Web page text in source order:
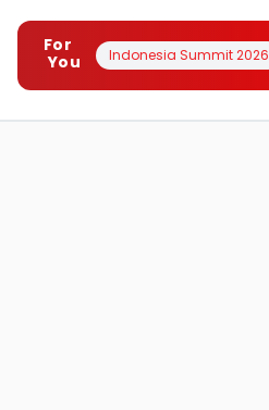
For
You
Indonesia Summit 2026